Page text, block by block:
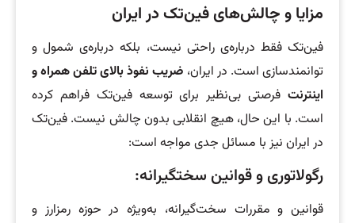
مزایا و چالش‌های فین‌تک در ایران
فین‌تک فقط درباره‌ی راحتی نیست، بلکه درباره‌ی شمول و
توانمندسازی است. در ایران، ضریب نفوذ بالای تلفن همراه و
اینترنت فرصتی بی‌نظیر برای توسعه فین‌تک فراهم کرده
است. با این حال، هیچ انقلابی بدون چالش نیست. فین‌تک
در ایران نیز با مسائل جدی مواجه است:
رگولاتوری و قوانین سختگیرانه:
قوانین و مقررات سخت‌گیرانه، به‌ویژه در حوزه رمزارز و